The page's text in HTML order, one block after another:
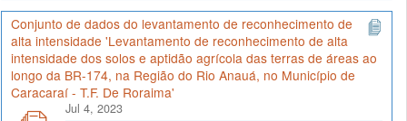
Conjunto de dados do levantamento de reconhecimento de
alta intensidade 'Levantamento de reconhecimento de alta
intensidade dos solos e aptidão agrícola das terras de áreas ao
longo da BR-174, na Região do Rio Anauá, no Município de
Caracaraí - T.F. De Roraima'
Jul 4, 2023